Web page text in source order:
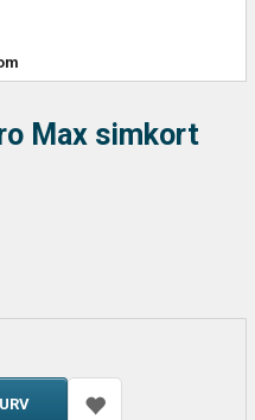
Max simkort